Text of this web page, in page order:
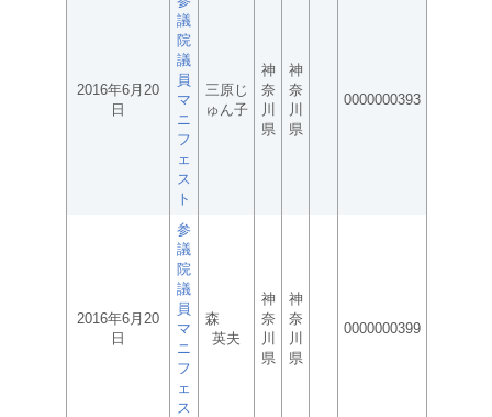
2016年6月20
日
議
院
議
員
マ
ニ
フ
ェ
ス
ト
三原じ
ゅん子
神
奈
川
県
神
奈
川
県
0000000393
2016年6月20
日
参
議
院
議
員
マ
ニ
フ
ェ
ス
森
英夫
神
奈
川
県
神
奈
川
県
0000000399